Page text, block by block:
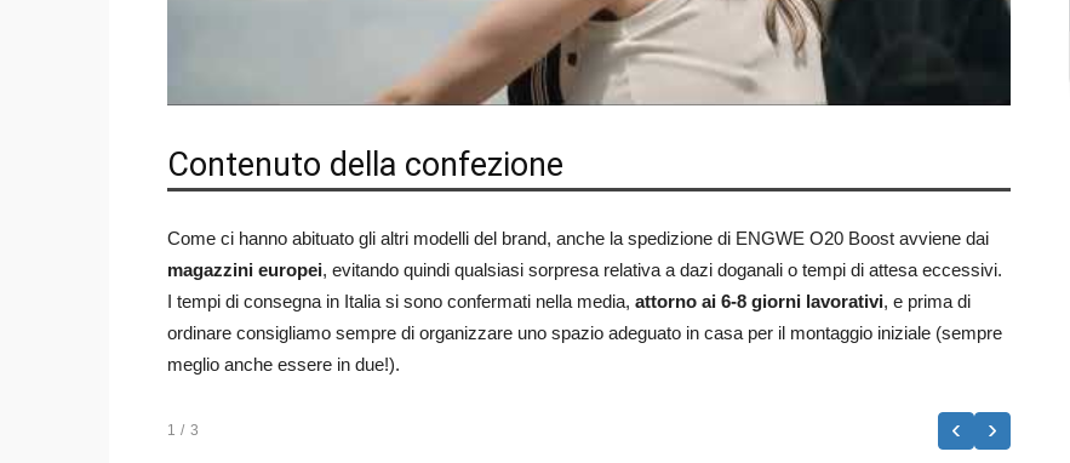
Contenuto della confezione
Come ci hanno abituato gli altri modelli del brand, anche la spedizione di ENGWE O20 Boost avviene dai
magazzini europei, evitando quindi qualsiasi sorpresa relativa a dazi doganali o tempi di attesa eccessivi.
I tempi di consegna in Italia si sono confermati nella media, attorno ai 6-8 giorni lavorativi, e prima di
ordinare consigliamo sempre di organizzare uno spazio adeguato in casa per il montaggio iniziale (sempre
meglio anche essere in due!).
1 / 3 ‹ ›